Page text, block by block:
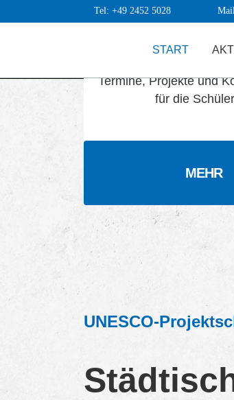
Tel: +49 2452 5028
START
Für
Termine, Projekte und
für die
MEHR
UNESCO-